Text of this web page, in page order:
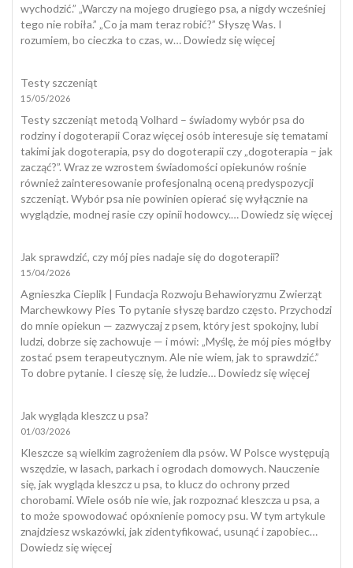
wychodzić.” „Warczy na mojego drugiego psa, a nigdy wcześniej
tego nie robiła.” „Co ja mam teraz robić?” Słyszę Was. I
rozumiem, bo cieczka to czas, w…Dowiedz się więcej:
Testy szczeniąt
15/05/2026
Testy szczeniąt metodą Volhard – świadomy wybór psa do
rodziny i dogoterapii Coraz więcej osób interesuje się tematami
takimi jak dogoterapia, psy do dogoterapii czy „dogoterapia – jak
zacząć?”. Wraz ze wzrostem świadomości opiekunów rośnie
również zainteresowanie profesjonalną oceną predyspozycji
szczeniąt. Wybór psa nie powinien opierać się wyłącznie na
wyglądzie, modnej rasie czy opinii hodowcy.…Dowiedz się więcej:
Jak sprawdzić, czy mój pies nadaje się do dogoterapii?
15/04/2026
Agnieszka Cieplik | Fundacja Rozwoju Behawioryzmu Zwierząt
Marchewkowy Pies To pytanie słyszę bardzo często. Przychodzi
do mnie opiekun — zazwyczaj z psem, który jest spokojny, lubi
ludzi, dobrze się zachowuje — i mówi: „Myślę, że mój pies mógłby
zostać psem terapeutycznym. Ale nie wiem, jak to sprawdzić.”
To dobre pytanie. I cieszę się, że ludzie…Dowiedz się więcej:
pies
nadaje
do
Jak wygląda kleszcz u psa?
01/03/2026
Kleszcze są wielkim zagrożeniem dla psów. W Polsce występują
wszędzie, w lasach, parkach i ogrodach domowych. Nauczenie
się, jak wygląda kleszcz u psa, to klucz do ochrony przed
chorobami. Wiele osób nie wie, jak rozpoznać kleszcza u psa, a
to może spowodować opóxnienie pomocy psu. W tym artykule
znajdziesz wskazówki, jak zidentyfikować, usunąć i zapobiec…
Dowiedz się więcej: